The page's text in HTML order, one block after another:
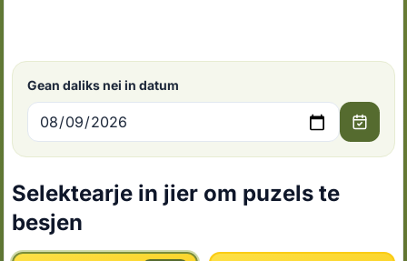
Gean daliks nei in datum
Selektearje in jier om puzels te
besjen